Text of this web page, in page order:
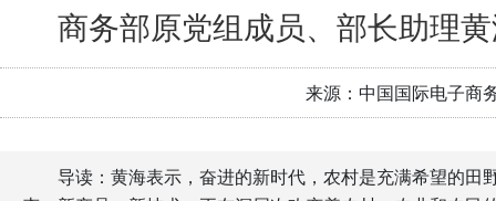
商务部原党组成员、部长助理
来源：中国国际电子商
导读：黄海表示，奋进的新时代，农村是充满希望的